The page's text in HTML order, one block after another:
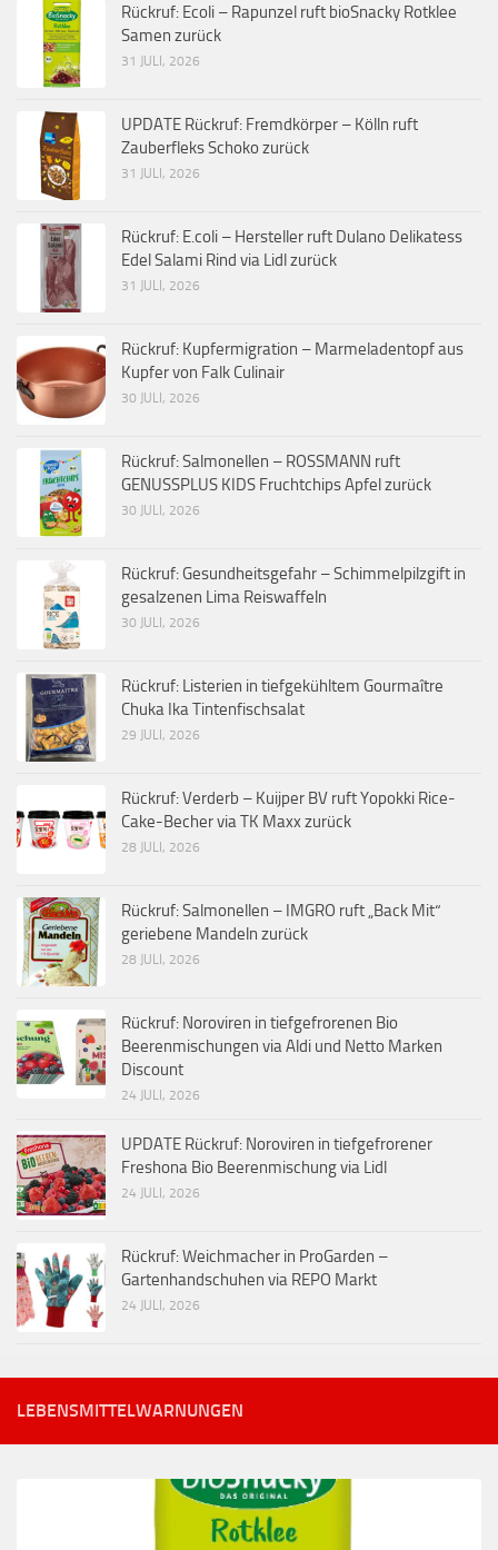
Rückruf: Ecoli – Rapunzel ruft bioSnacky Rotklee
Samen zurück
31 JULI, 2026
UPDATE Rückruf: Fremdkörper – Kölln ruft
Zauberfleks Schoko zurück
31 JULI, 2026
Rückruf: E.coli – Hersteller ruft Dulano Delikatess
Edel Salami Rind via Lidl zurück
31 JULI, 2026
Rückruf: Kupfermigration – Marmeladentopf aus
Kupfer von Falk Culinair
30 JULI, 2026
Rückruf: Salmonellen – ROSSMANN ruft
GENUSSPLUS KIDS Fruchtchips Apfel zurück
30 JULI, 2026
Rückruf: Gesundheitsgefahr – Schimmelpilzgift in
gesalzenen Lima Reiswaffeln
30 JULI, 2026
Rückruf: Listerien in tiefgekühltem Gourmaître
Chuka Ika Tintenfischsalat
29 JULI, 2026
Rückruf: Verderb – Kuijper BV ruft Yopokki Rice-
Cake-Becher via TK Maxx zurück
28 JULI, 2026
Rückruf: Salmonellen – IMGRO ruft „Back Mit“
geriebene Mandeln zurück
28 JULI, 2026
Rückruf: Noroviren in tiefgefrorenen Bio
Beerenmischungen via Aldi und Netto Marken
Discount
24 JULI, 2026
UPDATE Rückruf: Noroviren in tiefgefrorener
Freshona Bio Beerenmischung via Lidl
24 JULI, 2026
Rückruf: Weichmacher in ProGarden –
Gartenhandschuhen via REPO Markt
24 JULI, 2026
LEBENSMITTELWARNUNGEN